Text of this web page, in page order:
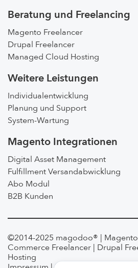
Beratung und Freelancing
Magento Freelancer
Drupal Freelancer
Managed Cloud Hosting
Weitere Leistungen
Individualentwicklung
Planung und Support
System-Wartung
Magento Integrationen
Digital Asset Management
Fulfillment Versandabwicklung
Abo Modul
B2B Kunden
©2014-2025 magodoo® |
Commerce Freelancer | Drupal
Hosting